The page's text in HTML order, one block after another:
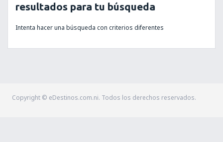
resultados para tu búsqueda
Intenta hacer una búsqueda con criterios diferentes
Copyright © eDestinos.com.ni. Todos los derechos reservados.